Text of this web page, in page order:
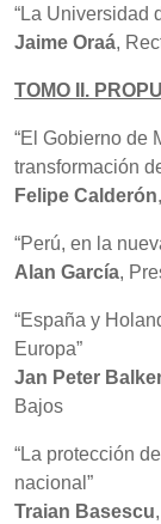
“La Universidad
Jaime Oraá,
TOMO II.
“El Gobierno de
transformación
Felipe Calderón
“Perú, en la
Alan García,
“España y
Europa”
Jan Peter
Bajos
“La protección
nacional”
Traian Basescu